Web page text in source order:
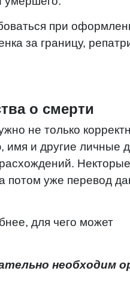
при
за границу,
о смерти
не только
имя и другие личные
потом уже перевод
для чего может
необходим